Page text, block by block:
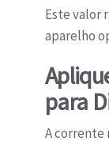
Este valor
aparelho
para
A corrente